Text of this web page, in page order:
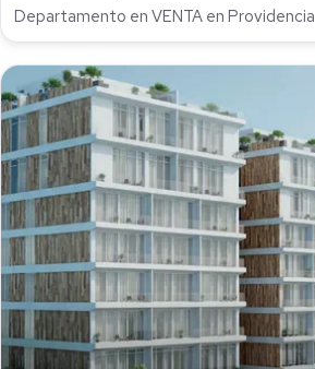
Departamento en VENTA en Providencia